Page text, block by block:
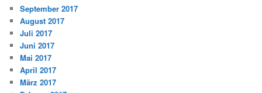
September 2017
August 2017
Juli 2017
Juni 2017
Mai 2017
April 2017
März 2017